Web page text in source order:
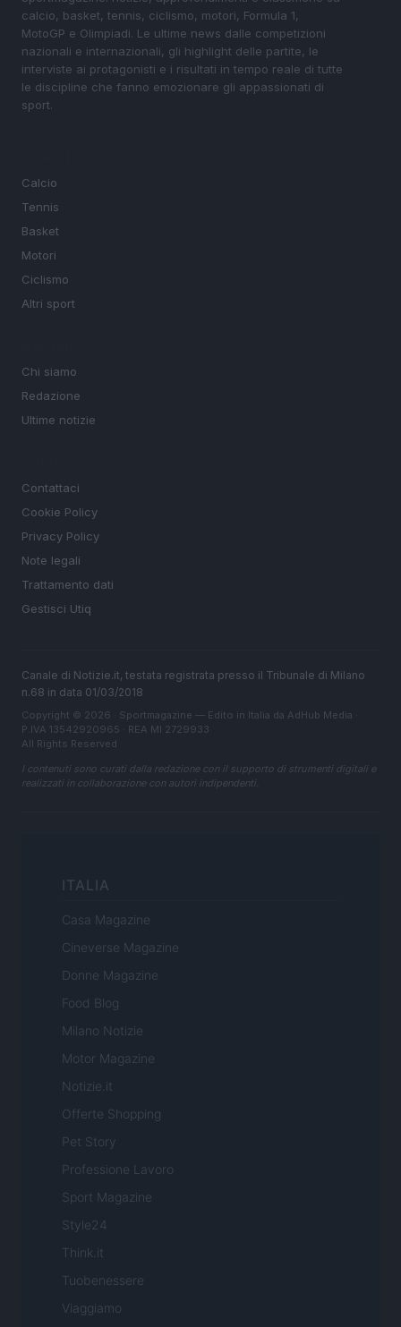
calcio, basket, tennis, ciclismo, motori, Formula 1,
MotoGP e Olimpiadi. Le ultime news dalle competizioni
nazionali e internazionali, gli highlight delle partite, le
interviste ai protagonisti e i risultati in tempo reale di tutte
le discipline che fanno emozionare gli appassionati di
sport.
Calcio
Tennis
Basket
Motori
Ciclismo
Altri sport
Chi siamo
Redazione
Ultime notizie
Contattaci
Cookie Policy
Privacy Policy
Note legali
Trattamento dati
Gestisci Utiq
Canale di Notizie.it, testata registrata presso il Tribunale di Milano
n.68 in data 01/03/2018
Copyright © 2026 · Sportmagazine — Edito in Italia da AdHub Media
P.IVA 13542920965 · REA MI 2729933
All Rights Reserved
I contenuti sono curati dalla redazione con il supporto di strumenti digitali e
realizzati in collaborazione con autori indipendenti.
ITALIA
Casa Magazine
Cineverse Magazine
Donne Magazine
Food Blog
Milano Notizie
Motor Magazine
Notizie.it
Offerte Shopping
Pet Story
Professione Lavoro
Sport Magazine
Style24
Think.it
Tuobenessere
Viaggiamo